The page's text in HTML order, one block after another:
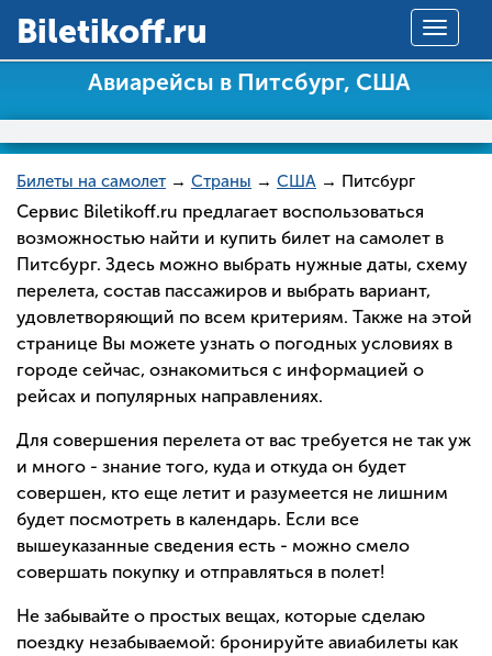
Toggle
Вiletikoff.ru
Авиарейсы в Питсбург, США
Билеты на самолет → Страны → США → Питсбург
Сервис Biletikoff.ru предлагает воспользоваться
возможностью найти и купить билет на самолет в
Питсбург. Здесь можно выбрать нужные даты, схему
перелета, состав пассажиров и выбрать вариант,
удовлетворяющий по всем критериям. Также на этой
странице Вы можете узнать о погодных условиях в
городе сейчас, ознакомиться с информацией о
рейсах и популярных направлениях.
Для совершения перелета от вас требуется не так уж
и много - знание того, куда и откуда он будет
совершен, кто еще летит и разумеется не лишним
будет посмотреть в календарь. Если все
вышеуказанные сведения есть - можно смело
совершать покупку и отправляться в полет!
Не забывайте о простых вещах, которые сделаю
поездку незабываемой: бронируйте авиабилеты как